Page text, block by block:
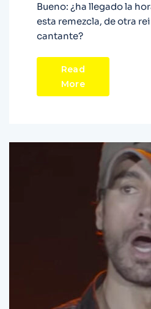
Bueno: ¿ha llegado la
esta remezcla, de otra
cantante?
Read
More